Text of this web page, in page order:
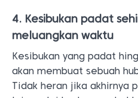
4. Kesibukan padat
meluangkan waktu
Kesibukan yang padat
akan membuat sebuah
Tidak heran jika akhirnya